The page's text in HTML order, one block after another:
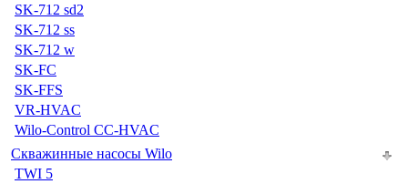
SK-712 sd2
SK-712 ss
SK-712 w
SK-FC
SK-FFS
VR-HVAC
Wilo-Control CC-HVAC
Скважинные насосы Wilo
TWI 5